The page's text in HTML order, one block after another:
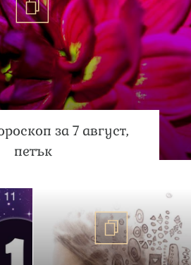
за 7 август,
петък